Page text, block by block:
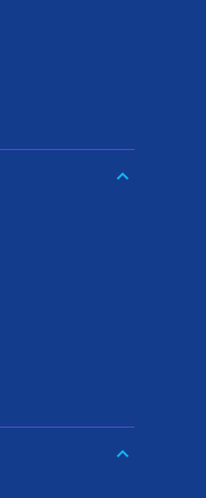
keyboard_arrow_down
keyboard_arrow_down